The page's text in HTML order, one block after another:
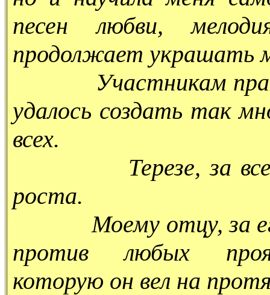
песен любви,
продолжает украшать
Участникам
удалось создать так
всех.
Терезе, за все
роста.
Моему отцу, за его
против любых
которую он вел на